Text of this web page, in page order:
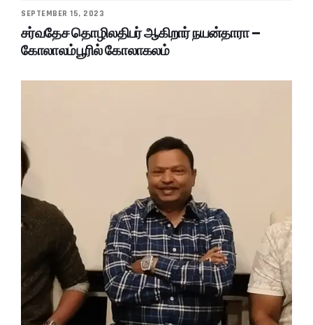
SEPTEMBER 15, 2023
சர்வதேச தொழிலதிபர் ஆகிறார் நயன்தாரா –
கோலாலம்பூரில் கோலாகலம்